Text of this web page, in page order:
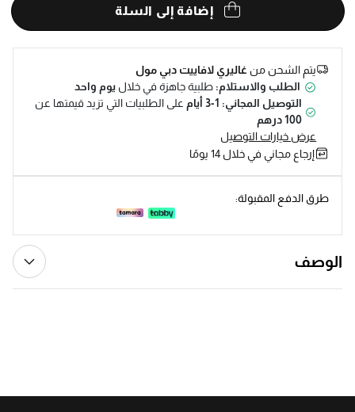
إضافة إلى السلة
يتم الشحن منغاليري لافاييت دبي مول
الطلب والاستلام: طلبية جاهزة في خلال يوم واحد
التوصيل المجاني: 1-3 أيام
على الطلبيات التي تزيد قيمتها عن
100 درهم
عرض خيارات التوصيل
إرجاع مجاني في خلال 14 يومًا
طرق الدفع المقبولة:
الوصف